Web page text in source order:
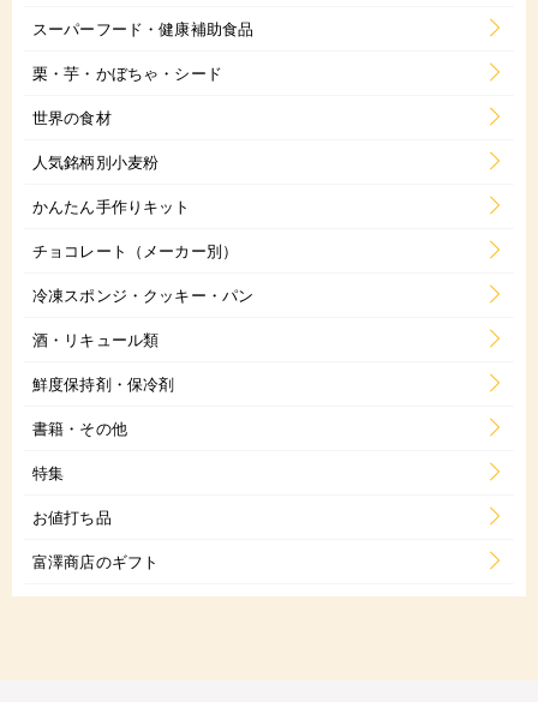
スーパーフード・健康補助食品
栗・芋・かぼちゃ・シード
世界の食材
人気銘柄別小麦粉
かんたん手作りキット
チョコレート（メーカー別）
冷凍スポンジ・クッキー・パン
酒・リキュール類
鮮度保持剤・保冷剤
書籍・その他
特集
お値打ち品
富澤商店のギフト